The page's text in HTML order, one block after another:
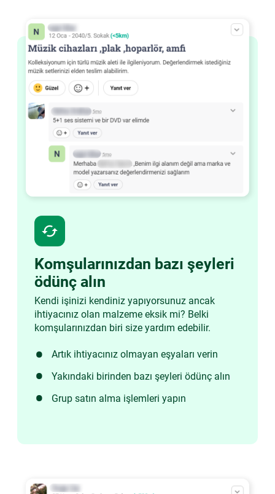
cached
Komşularınızdan bazı şeyleri
ödünç alın
Kendi işinizi kendiniz yapıyorsunuz ancak
ihtiyacınız olan malzeme eksik mi? Belki
komşularınızdan biri size yardım edebilir.
Artık ihtiyacınız olmayan eşyaları verin
Yakındaki birinden bazı şeyleri ödünç alın
Grup satın alma işlemleri yapın